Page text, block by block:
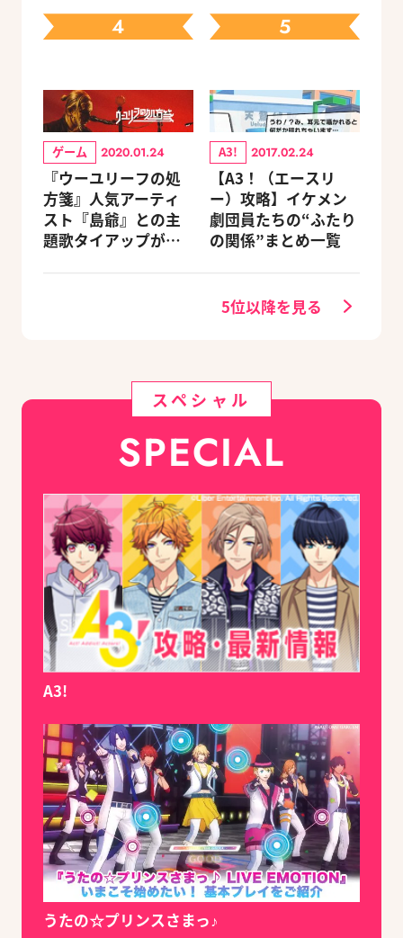
キャラを網羅（随時
更新）
4
ゲーム 2020.01.24
『ウーユリーフの処
方箋』人気アーティ
スト『島爺』との主
題歌タイアップが決
5
A3! 2017.02.24
【A3！（エースリ
ー）攻略】イケメン
劇団員たちの“ふたり
の関係”まとめ一覧
5位以降を見る
スペシャル
SPECIAL
A3!
うたの☆プリンスさまっ♪